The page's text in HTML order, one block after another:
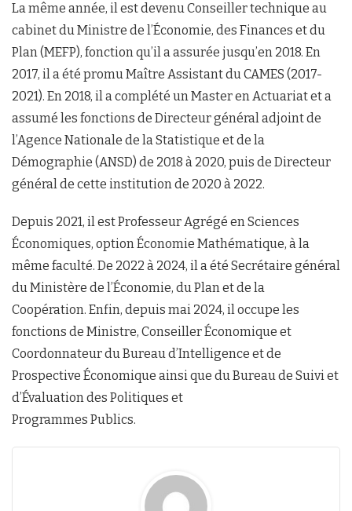
La même année, il est devenu Conseiller technique au
cabinet du Ministre de l’Économie, des Finances et du
Plan (MEFP), fonction qu’il a assurée jusqu’en 2018. En
2017, il a été promu Maître Assistant du CAMES (2017-
2021). En 2018, il a complété un Master en Actuariat et a
assumé les fonctions de Directeur général adjoint de
l’Agence Nationale de la Statistique et de la
Démographie (ANSD) de 2018 à 2020, puis de Directeur
général de cette institution de 2020 à 2022.
Depuis 2021, il est Professeur Agrégé en Sciences
Économiques, option Économie Mathématique, à la
même faculté. De 2022 à 2024, il a été Secrétaire général
du Ministère de l’Économie, du Plan et de la
Coopération. Enfin, depuis mai 2024, il occupe les
fonctions de Ministre, Conseiller Économique et
Coordonnateur du Bureau d’Intelligence et de
Prospective Économique ainsi que du Bureau de Suivi et
d’Évaluation des Politiques et
Programmes Publics.